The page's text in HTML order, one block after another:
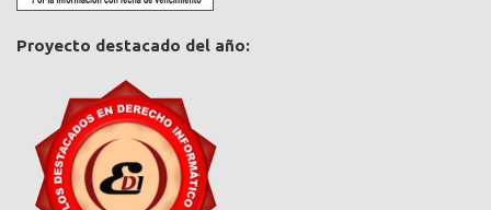
Proyecto destacado del año: